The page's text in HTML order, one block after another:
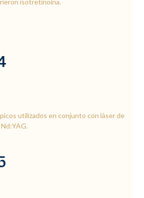
utilizados en conjunto con láser de